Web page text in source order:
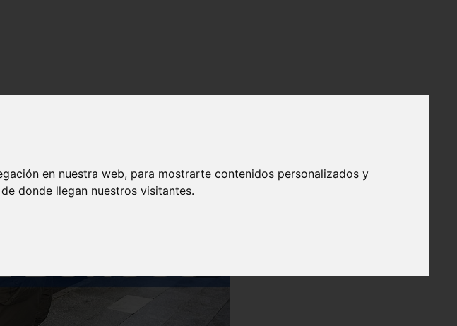
en nuestra web, para mostrarte contenidos personalizados y
donde llegan nuestros visitantes.